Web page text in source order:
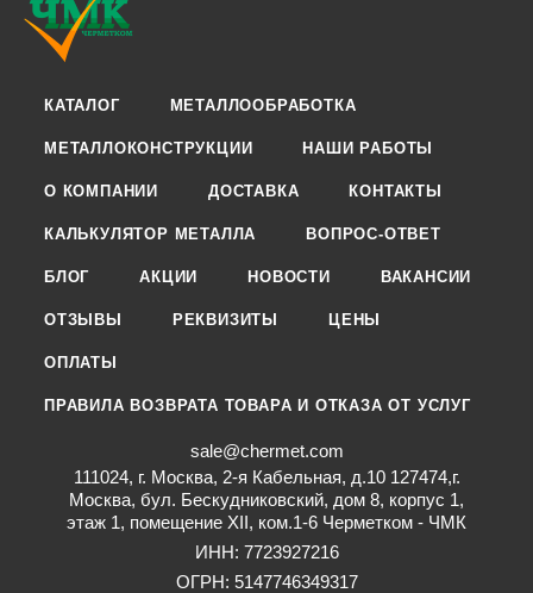
КАТАЛОГ МЕТАЛЛООБРАБОТКА
МЕТАЛЛОКОНСТРУКЦИИ НАШИ РАБОТЫ
О КОМПАНИИ ДОСТАВКА КОНТАКТЫ
КАЛЬКУЛЯТОР МЕТАЛЛА ВОПРОС-ОТВЕТ
БЛОГ АКЦИИ НОВОСТИ ВАКАНСИИ
ОТЗЫВЫ РЕКВИЗИТЫ ЦЕНЫ
ОПЛАТЫ
ПРАВИЛА ВОЗВРАТА ТОВАРА И ОТКАЗА ОТ УСЛУГ
sale@chermet.com
111024, г. Москва, 2-я Кабельная, д.10 127474,г.
Москва, бул. Бескудниковский, дом 8, корпус 1,
этаж 1, помещение XII, ком.1-6 Черметком - ЧМК
ИНН: 7723927216
ОГРН: 5147746349317